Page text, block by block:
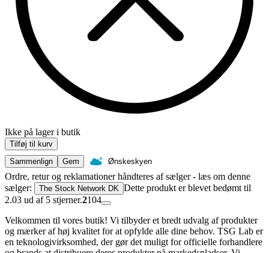
Ikke på lager i butik
Tilføj til kurv
Sammenlign
Gem Ønskeskyen
Ordre, retur og reklamationer håndteres af sælger - læs om denne
sælger:
The Stock Network DK Dette produkt er blevet bedømt til
2.03 ud af 5 stjerner.2104
Velkommen til vores butik! Vi tilbyder et bredt udvalg af produkter
og mærker af høj kvalitet for at opfylde alle dine behov. TSG Lab er
en teknologivirksomhed, der gør det muligt for officielle forhandlere